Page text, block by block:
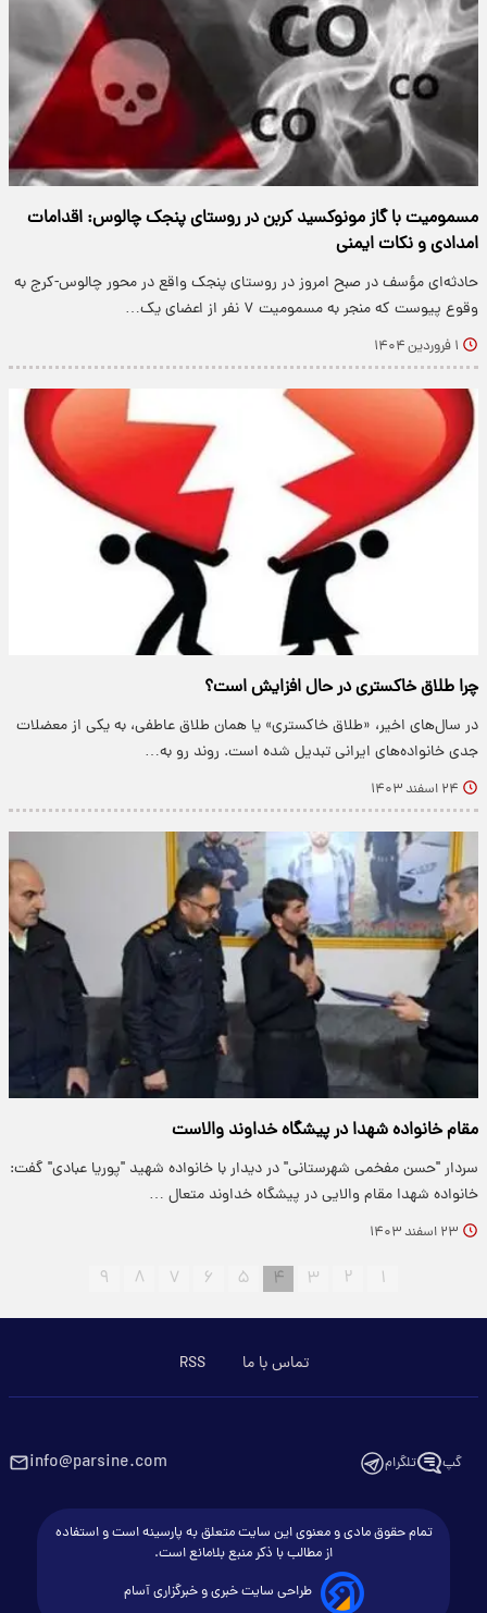
مسمومیت با گاز مونوکسید کربن در روستای پنجک چالوس: اقدامات
امدادی و نکات ایمنی
حادثه‌ای مؤسف در صبح امروز در روستای پنجک واقع در محور چالوس-کرج به
وقوع پیوست که منجر به مسمومیت ۷ نفر از اعضای یک…
۱ فروردین ۱۴۰۴
چرا طلاق خاکستری در حال افزایش است؟
در سال‌های اخیر، «طلاق خاکستری» یا همان طلاق عاطفی، به یکی از معضلات
جدی خانواده‌های ایرانی تبدیل شده است. روند رو به…
۲۴ اسفند ۱۴۰۳
مقام خانواده شهدا در پیشگاه خداوند والاست
سردار "حسن مفخمی شهرستانی" در دیدار با خانواده شهید "پوریا عبادی" گفت:
خانواده شهدا مقام والایی در پیشگاه خداوند متعال …
۲۳ اسفند ۱۴۰۳
۱ ۲ ۳ ۴ ۵ ۶ ۷ ۸ ۹
تماس با ما RSS
گپ تلگرام info@parsine.com
تمام حقوق مادی و معنوی این سایت متعلق به پارسینه است و استفاده
از مطالب با ذکر منبع بلامانع است.
طراحی سایت خبری و خبرگزاری آسام